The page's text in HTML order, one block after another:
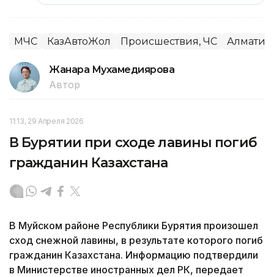
МЧС КазАвтоЖол Происшествия, ЧС
Жанара Мухамедиярова
Автор
11:13, 29 Апреля 2026
В Бурятии при сходе лавины погиб
гражданин Казахстана
В Муйском районе Республики Бурятия произошел
сход снежной лавины, в результате которого погиб
гражданин Казахстана. Информацию подтвердили
в Министерстве иностранных дел РК, передает